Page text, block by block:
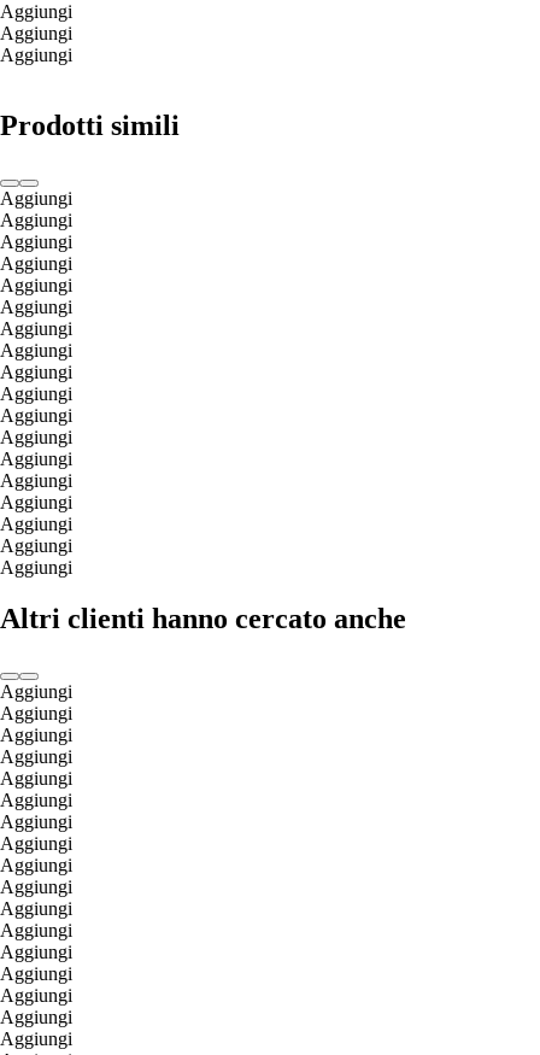
Aggiungi
Aggiungi
Aggiungi
Prodotti simili
Aggiungi
Aggiungi
Aggiungi
Aggiungi
Aggiungi
Aggiungi
Aggiungi
Aggiungi
Aggiungi
Aggiungi
Aggiungi
Aggiungi
Aggiungi
Aggiungi
Aggiungi
Aggiungi
Aggiungi
Aggiungi
Altri clienti hanno cercato anche
Aggiungi
Aggiungi
Aggiungi
Aggiungi
Aggiungi
Aggiungi
Aggiungi
Aggiungi
Aggiungi
Aggiungi
Aggiungi
Aggiungi
Aggiungi
Aggiungi
Aggiungi
Aggiungi
Aggiungi